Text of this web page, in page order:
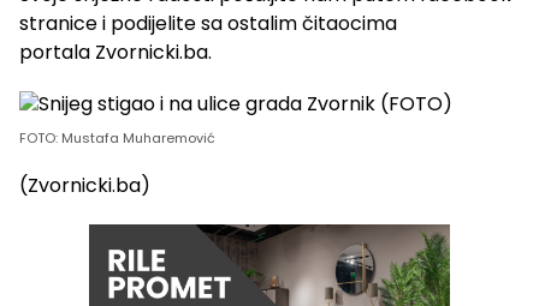
stranice i podijelite sa ostalim čitaocima
portala Zvornicki.ba.
FOTO: Mustafa Muharemović
(Zvornicki.ba)